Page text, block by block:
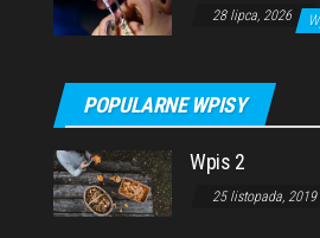
28 lipca, 2026
POPULARNE WPISY
Wpis 2
25 listopada, 2019